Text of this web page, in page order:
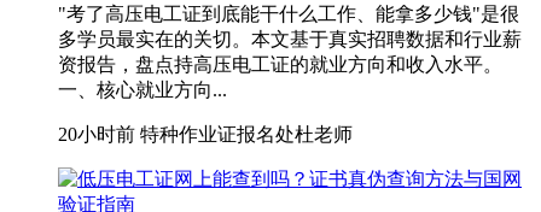
"考了高压电工证到底能干什么工作、能拿多少钱"是很
多学员最实在的关切。本文基于真实招聘数据和行业薪
资报告，盘点持高压电工证的就业方向和收入水平。
一、核心就业方向...
20小时前 特种作业证报名处杜老师